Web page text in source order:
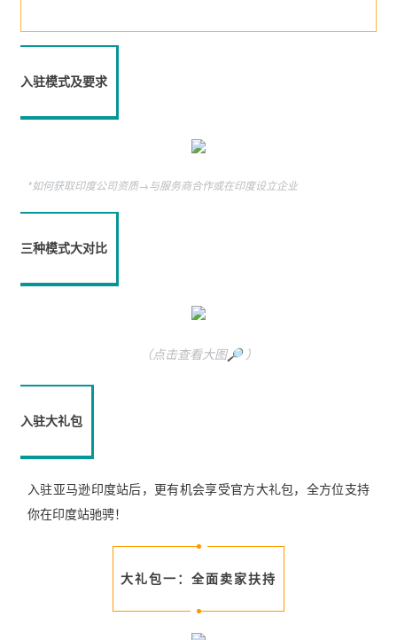
入驻模式及要求
*如何获取印度公司资质→与服务商合作或在印度设立企业
三种模式大对比
（点击查看大图🔎 ）
入驻大礼包
入驻亚马逊印度站后，更有机会享受官方大礼包，全方位支持
你在印度站驰骋！
大礼包一：全面卖家扶持